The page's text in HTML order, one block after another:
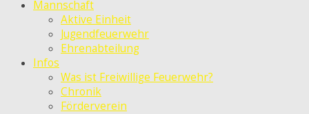
Mannschaft
Aktive Einheit
Jugendfeuerwehr
Ehrenabteilung
Infos
Was ist Freiwillige Feuerwehr?
Chronik
Förderverein